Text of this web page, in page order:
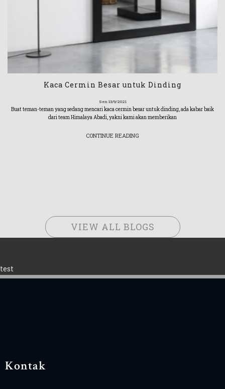
Kaca Cermin Besar untuk Dinding
Sen 13/9/2021
Buat teman-teman yang sedang mencari kaca cermin besar untuk dinding, ada kabar baik
dari team Himalaya Abadi, yakni kami akan memberikan
CONTINUE READING
VIEW ALL BLOGS
test
Kontak